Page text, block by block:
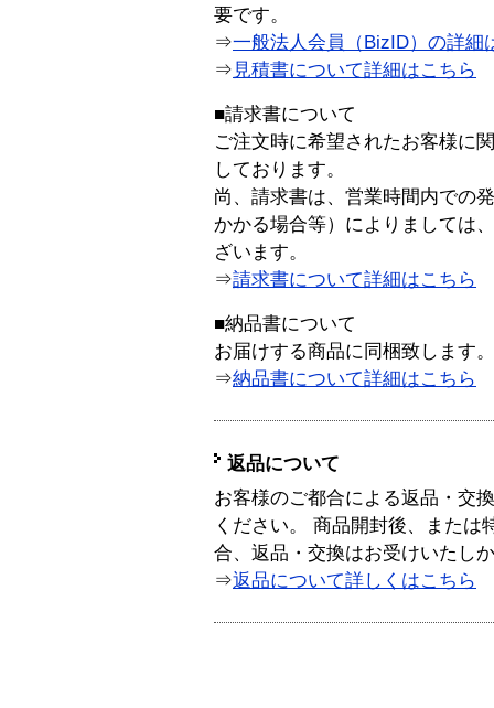
要です。
⇒一般法人会員（BizID）の詳細
⇒ 見積書について詳細はこちら
■請求書について
ご注文時に希望されたお客様に
しております。
尚、請求書は、営業時間内での
かかる場合等）によりましては
ざいます。
⇒請求書について詳細はこちら
■納品書について
お届けする商品に同梱致します。
⇒納品書について詳細はこちら
返品について
お客様のご都合による返品・交
ください。 商品開封後、または
合、返品・交換はお受けいたし
⇒返品について詳しくはこちら